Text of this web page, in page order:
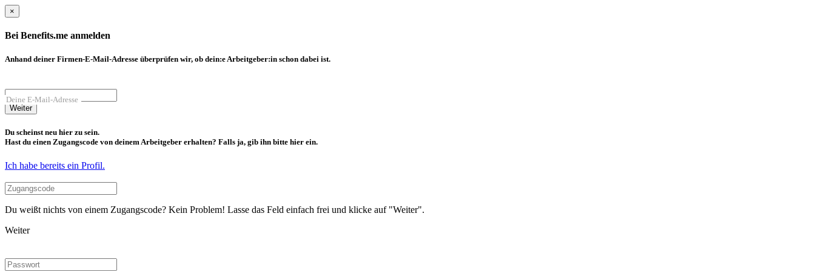
×
Bei Benefits.me anmelden
Anhand deiner Firmen-E-Mail-Adresse überprüfen wir, ob dein:e Arbeitgeber:in schon dabei ist.
Deine E-Mail-Adresse
Weiter
Du scheinst neu hier zu sein.
Hast du einen Zugangscode von deinem Arbeitgeber erhalten? Falls ja, gib ihn bitte hier ein.
Ich habe bereits ein Profil.
Du weißt nichts von einem Zugangscode? Kein Problem! Lasse das Feld einfach frei und klicke auf "Weiter".
Weiter